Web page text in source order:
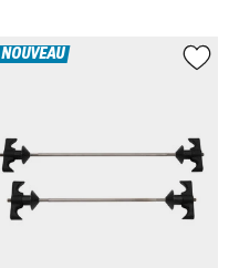
NOUVEAU